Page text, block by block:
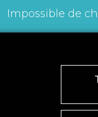
Impossible de